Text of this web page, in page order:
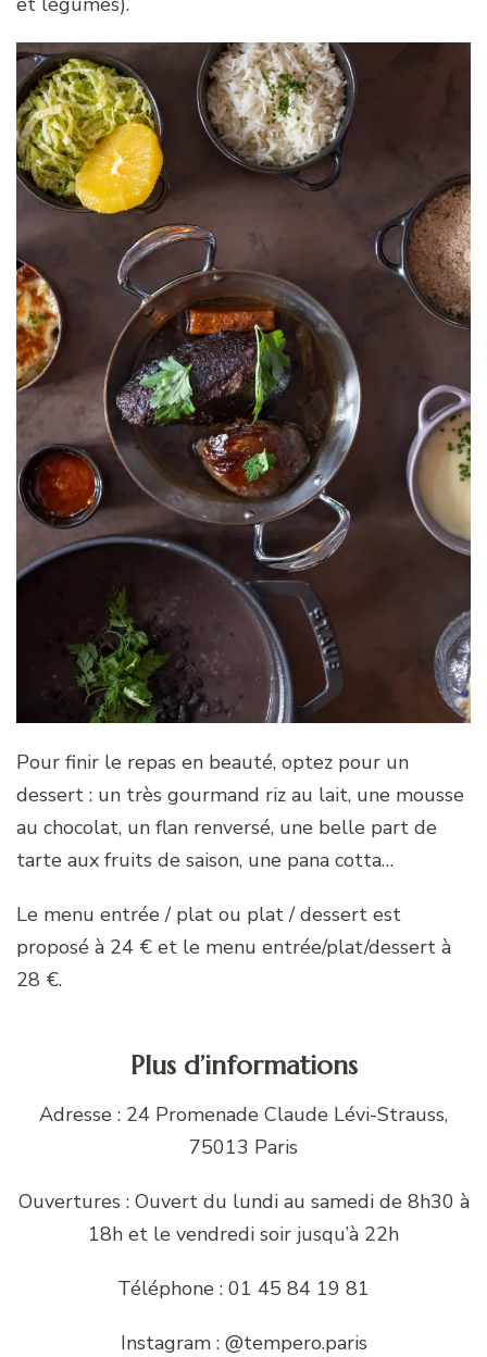
Pour finir le repas en beauté, optez pour un
dessert : un très gourmand riz au lait, une mousse
au chocolat, un flan renversé, une belle part de
tarte aux fruits de saison, une pana cotta…
Le menu entrée / plat ou plat / dessert est
proposé à 24 € et le menu entrée/plat/dessert à
28 €.
Plus d’informations
Adresse : 24 Promenade Claude Lévi-Strauss,
75013 Paris
Ouvertures : Ouvert du lundi au samedi de 8h30 à
18h et le vendredi soir jusqu’à 22h
Téléphone : 01 45 84 19 81
Instagram : @tempero.paris